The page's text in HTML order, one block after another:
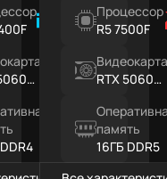
Процессор
R5 7500F
RTX 5060
память
16ГБ DDR5